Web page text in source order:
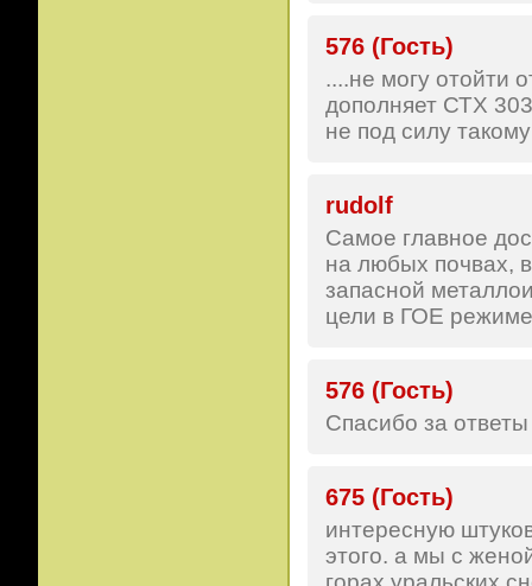
576 (Гость)
....не могу отойти
дополняет СТХ
не под силу
rudolf
Самое главное
на любых почвах,
запасной
цели в ГОЕ
576 (Гость)
Спасибо за
675 (Гость)
интересную
этого. а мы с